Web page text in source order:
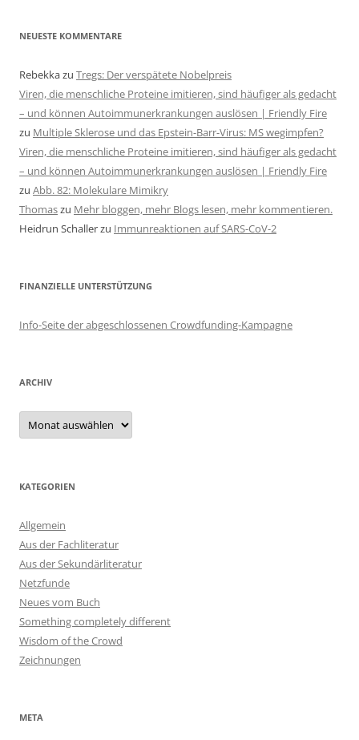
NEUESTE KOMMENTARE
Rebekkazu Tregs: Der verspätete Nobelpreis
Viren, die menschliche Proteine imitieren, sind häufiger als gedacht
– und können Autoimmunerkrankungen auslösen | Friendly Fire
zu Multiple Sklerose und das Epstein-Barr-Virus: MS wegimpfen?
Viren, die menschliche Proteine imitieren, sind häufiger als gedacht
– und können Autoimmunerkrankungen auslösen | Friendly Fire
zu Abb. 82: Molekulare Mimikry
Thomaszu Mehr bloggen, mehr Blogs lesen, mehr kommentieren.
Heidrun Schallerzu Immunreaktionen auf SARS-CoV-2
FINANZIELLE UNTERSTÜTZUNG
Info-Seite der abgeschlossenen Crowdfunding-Kampagne
ARCHIV
Archiv
KATEGORIEN
Allgemein
Aus der Fachliteratur
Aus der Sekundärliteratur
Netzfunde
Neues vom Buch
Something completely different
Wisdom of the Crowd
Zeichnungen
META